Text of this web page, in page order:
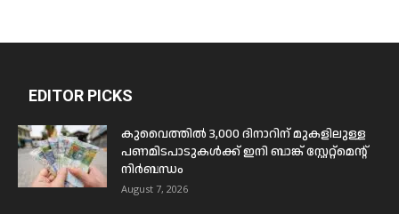
EDITOR PICKS
കുവൈത്തിൽ 3,000 ദിനാറിന് മുകളിലുള്ള
പണമിടപാടുകൾക്ക് ഇനി ബാങ്ക് സ്റ്റേറ്റ്മെന്റ്
നിർബന്ധം
August 7, 2026